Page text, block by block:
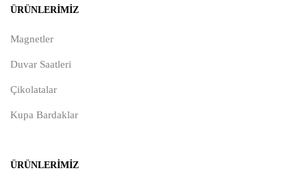
ÜRÜNLERIMIZ
Magnetler
Duvar Saatleri
Çikolatalar
Kupa Bardaklar
ÜRÜNLERIMIZ